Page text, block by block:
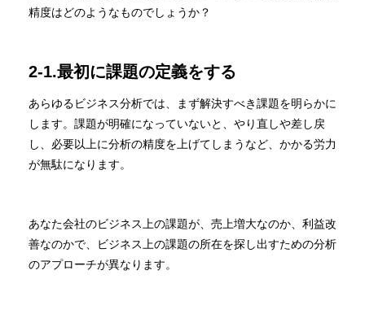
精度はどのようなものでしょうか？
2-1.最初に課題の定義をする
あらゆるビジネス分析では、まず解決すべき課題を明らかに
します。課題が明確になっていないと、やり直しや差し戻
し、必要以上に分析の精度を上げてしまうなど、かかる労力
が無駄になります。
あなた会社のビジネス上の課題が、売上増大なのか、利益改
善なのかで、ビジネス上の課題の所在を探し出すための分析
のアプローチが異なります。